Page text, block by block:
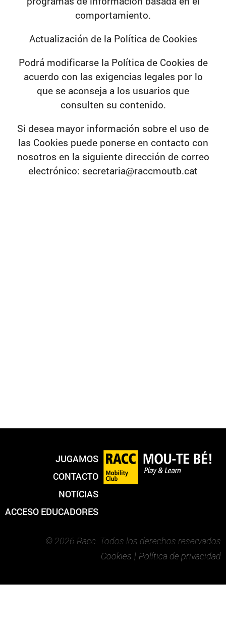
comportamiento.
Actualización de la Política de Cookies
Podrá modificarse la Política de Cookies de
acuerdo con las exigencias legales por lo
que se aconseja a los usuarios que
consulten su contenido.
Si desea mayor información sobre el uso de
las Cookies puede ponerse en contacto con
nosotros en la siguiente dirección de correo
electrónico: secretaria@raccmoutb.cat
JUGAMOS
CONTACTO
NOTíCIAS
ACCESO EDUCADORES
© 2026 Racc. Todos los derechos reservados
Cookies | Política de privacidad